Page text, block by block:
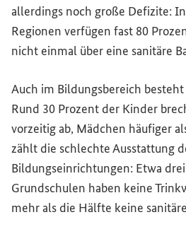
allerdings noch große Defizite:
Regionen verfügen fast 80
nicht einmal über eine sanitäre
Auch im Bildungsbereich
Rund 30 Prozent der Kinder
vorzeitig ab, Mädchen häufiger
zählt die schlechte Ausstattung
Bildungseinrichtungen: Etwa
Grundschulen haben keine
mehr als die Hälfte keine